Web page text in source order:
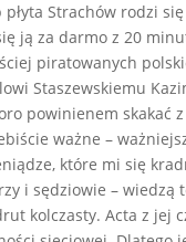
Strachów rodzi
ją za darmo z 20
piratowanych
Staszewskiemu
powinienem skakać
ważne –
które mi się
i sędziowie – wiedzą
kolczasty. Acta z jej